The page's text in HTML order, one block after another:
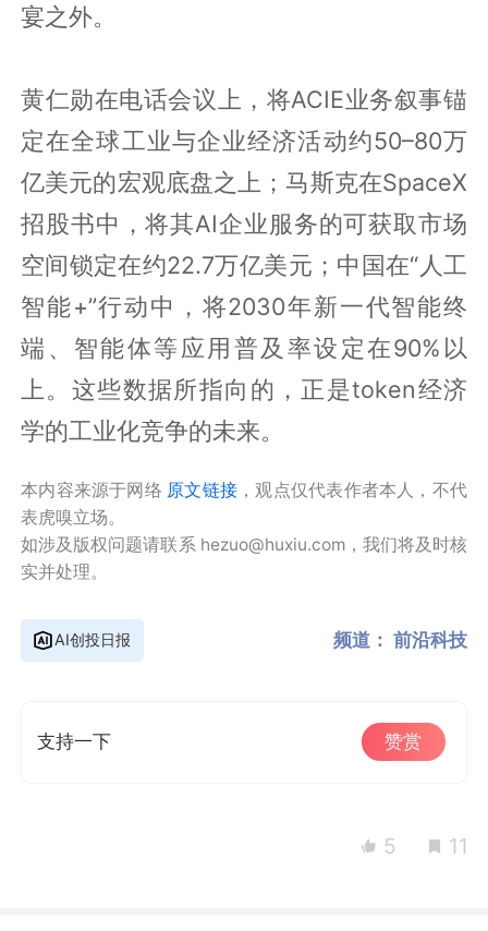
宴之外。
黄仁勋在电话会议上，将ACIE业务叙事锚
定在全球工业与企业经济活动约50–80万
亿美元的宏观底盘之上；马斯克在SpaceX
招股书中，将其AI企业服务的可获取市场
空间锁定在约22.7万亿美元；中国在“人工
智能+”行动中，将2030年新一代智能终
端、智能体等应用普及率设定在90%以
上。这些数据所指向的，正是token经济
学的工业化竞争的未来。
本内容来源于网络 原文链接 ，观点仅代表作者本人，不代
表虎嗅立场。
如涉及版权问题请联系 hezuo@huxiu.com，我们将及时核
实并处理。
AI创投日报 频道： 前沿科技
支持一下 赞赏
5 11